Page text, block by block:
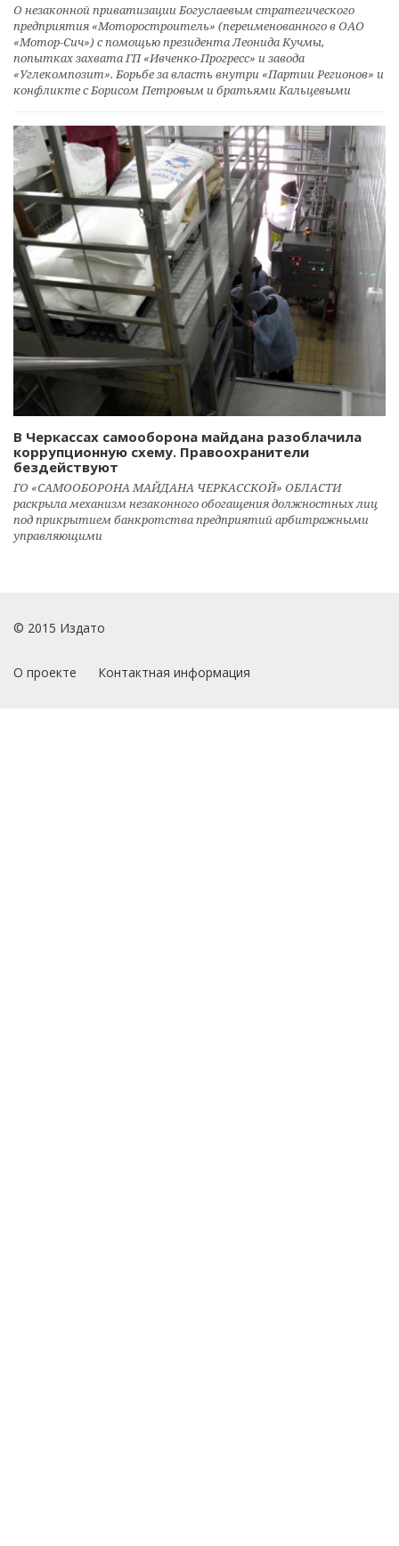
О незаконной приватизации Богуслаевым стратегического
предприятия «Моторостроитель» (переименованного в ОАО
«Мотор-Сич») с помощью президента Леонида Кучмы,
попытках захвата ГП «Ивченко-Прогресс» и завода
«Углекомпозит». Борьбе за власть внутри «Партии Регионов» и
конфликте с Борисом Петровым и братьями Кальцевыми
В Черкассах самооборона майдана разоблачила
коррупционную схему. Правоохранители
бездействуют
ГО «САМООБОРОНА МАЙДАНА ЧЕРКАССКОЙ» ОБЛАСТИ
раскрыла механизм незаконного обогащения должностных лиц
под прикрытием банкротства предприятий арбитражными
управляющими
© 2015 Издато
О проекте Контактная информация